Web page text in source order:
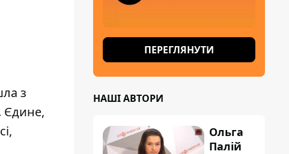
з
Єдине,
ПЕРЕГЛЯНУТИ
НАШІ АВТОРИ
Ольга
Палій